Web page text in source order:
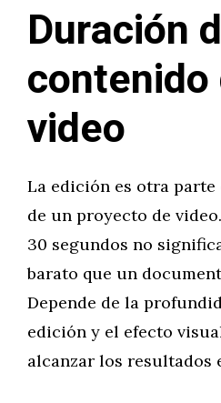
Duración
contenido
video
La edición es otra parte
de un proyecto de
30 segundos no
barato que un
Depende de la
edición y el efecto
alcanzar los resultados